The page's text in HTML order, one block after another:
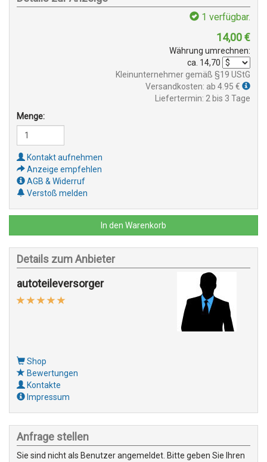
1 verfügbar.
14,00€
Währung umrechnen:
ca. 14,70
Kleinunternehmer gemäß §19 UStG
Versandkosten: ab 4.95 €
Liefertermin: 2 bis 3 Tage
Menge:
Kontakt aufnehmen
Anzeige empfehlen
AGB & Widerruf
Verstoß melden
In den Warenkorb
Details zum Anbieter
autoteileversorger
Shop
Bewertungen
Kontakte
Impressum
Anfrage stellen
Sie sind nicht als Benutzer angemeldet. Bitte geben Sie Ihren